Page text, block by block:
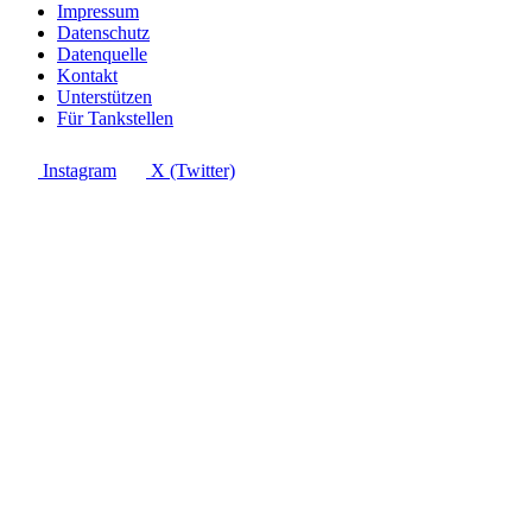
Impressum
Datenschutz
Datenquelle
Kontakt
Unterstützen
Für Tankstellen
Instagram X (Twitter)